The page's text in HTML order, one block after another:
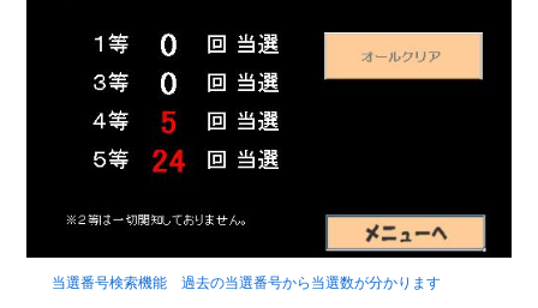
当選番号検索機能 過去の当選番号から当選数が分かります